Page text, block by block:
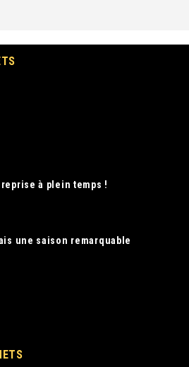
à plein temps !
une saison remarquable